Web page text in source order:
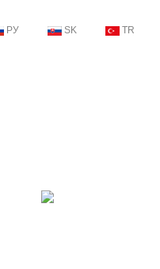
РУ SK TR